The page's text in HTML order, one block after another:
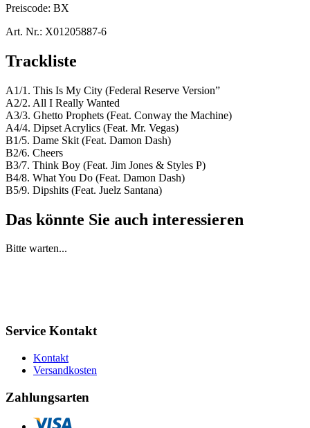
Preiscode: BX
Art. Nr.: X01205887-6
Trackliste
A1/1. This Is My City (Federal Reserve Version”
A2/2. All I Really Wanted
A3/3. Ghetto Prophets (Feat. Conway the Machine)
A4/4. Dipset Acrylics (Feat. Mr. Vegas)
B1/5. Dame Skit (Feat. Damon Dash)
B2/6. Cheers
B3/7. Think Boy (Feat. Jim Jones & Styles P)
B4/8. What You Do (Feat. Damon Dash)
B5/9. Dipshits (Feat. Juelz Santana)
Das könnte Sie auch interessieren
Bitte warten...
Service Kontakt
Kontakt
Versandkosten
Zahlungsarten